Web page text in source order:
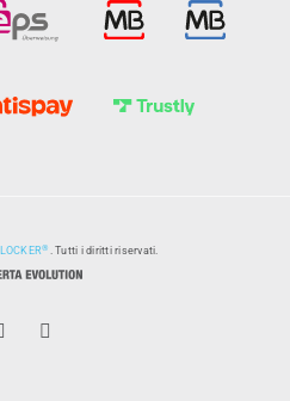
® . Tutti i diritti riservati.